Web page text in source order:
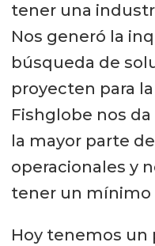
tener una
Nos generó la
búsqueda de
proyecten para
Fishglobe nos
la mayor parte
operacionales y
tener un mínimo
Hoy tenemos un